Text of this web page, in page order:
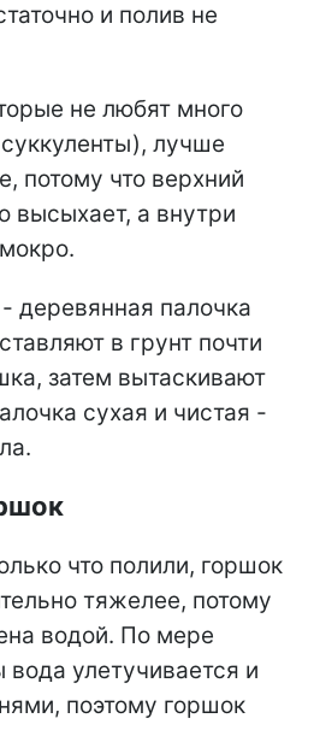
и полив не
не любят много
лучше
потому что верхний
высыхает, а внутри
деревянная палочка
в грунт почти
затем вытаскивают
сухая и чистая -
что полили, горшок
тяжелее, потому
водой. По мере
улетучивается и
поэтому горшок